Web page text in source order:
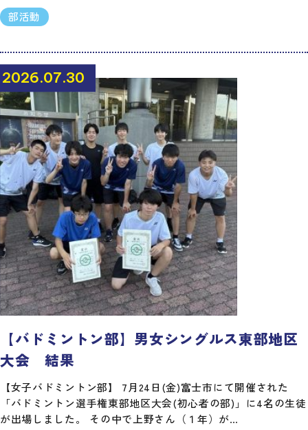
部活動
2026.07.30
【バドミントン部】男女シングルス東部地区
大会 結果
【女子バドミントン部】 7月24日(金)富士市にて開催された
「バドミントン選手権東部地区大会(初心者の部)」に4名の生徒
が出場しました。 その中で上野さん（１年）が…